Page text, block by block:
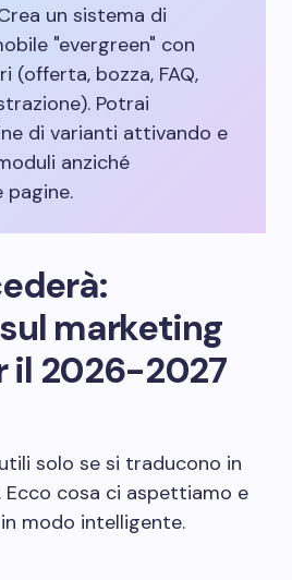
un sistema di
"evergreen" con
(offerta, bozza, FAQ,
Potrai
di varianti attivando e
anziché
pagine.
marketing
il 2026-2027
solo se si traducono in
cosa ci aspettiamo e
modo intelligente.